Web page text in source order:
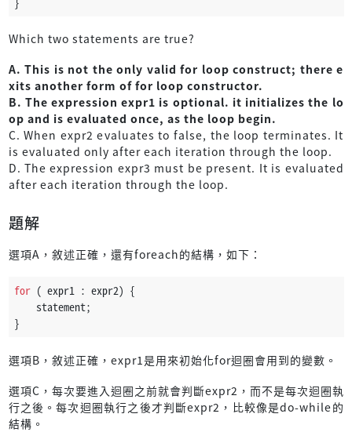
Which two statements are true?
A. This is not the only valid for loop construct; there e
xits another form of for loop constructor.
B. The expression expr1 is optional. it initializes the lo
op and is evaluated once, as the loop begin.
C. When expr2 evaluates to false, the loop terminates. It
is evaluated only after each iteration through the loop.
D. The expression expr3 must be present. It is evaluated
after each iteration through the loop.
題解
選項A，敘述正確，還有foreach的結構，如下：
for ( expr1 : expr2) {
    statement;
}
選項B，敘述正確，expr1是用來初始化for迴圈會用到的變數。
選項C，每次要進入迴圈之前就會判斷expr2，而不是每次迴圈執
行之後。每次迴圈執行之後才判斷expr2，比較像是do-while的
結構。